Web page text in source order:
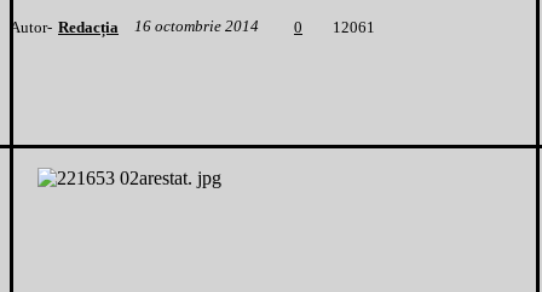
Autor- Redacția 16 octombrie 2014 0 1 2061